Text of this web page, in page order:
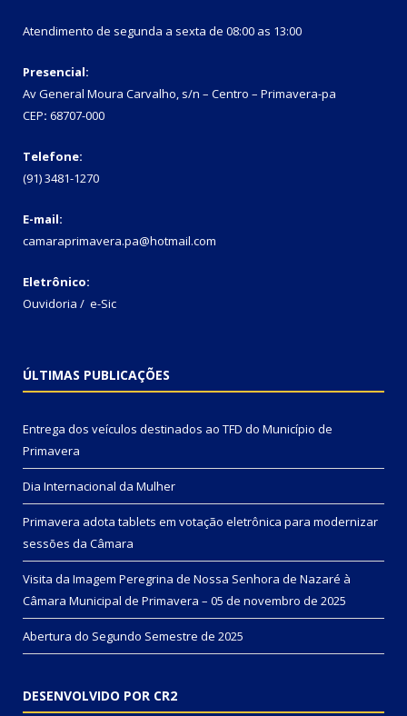
Atendimento de segunda a sexta de 08:00 as 13:00
Presencial:
Av General Moura Carvalho, s/n – Centro – Primavera-pa
CEP: 68707-000
Telefone:
(91) 3481-1270
E-mail:
camaraprimavera.pa@hotmail.com
Eletrônico:
Ouvidoria / e-Sic
ÚLTIMAS PUBLICAÇÕES
Entrega dos veículos destinados ao TFD do Município de
Primavera
Dia Internacional da Mulher
Primavera adota tablets em votação eletrônica para modernizar
sessões da Câmara
Visita da Imagem Peregrina de Nossa Senhora de Nazaré à
Câmara Municipal de Primavera – 05 de novembro de 2025
Abertura do Segundo Semestre de 2025
DESENVOLVIDO POR CR2